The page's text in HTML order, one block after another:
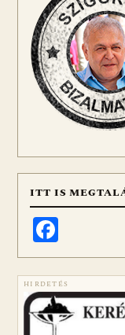
ITT IS
HIRDETÉS